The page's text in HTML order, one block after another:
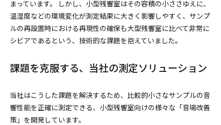
まっています。 しかし、小型残響室はその容積の小ささゆえに、
温湿度などの環境変化が測定結果に大きく影響しやすく、サンプ
ルの再設置時における再現性の確保も大型残響室に比べて非常に
シビアであるという、技術的な課題を抱えていました。
課題を克服する、当社の測定ソリューション
当社はこうした課題を解決するため、比較的小さなサンプルの音
響性能を正確に測定できる、小型残響室向けの様々な「音場改善
策」を開発しています。